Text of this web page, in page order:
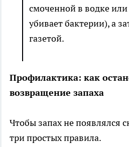
смоченной в водке
убивает бактерии), а
газетой.
Профилактика: как
возвращение запаха
Чтобы запах не появлялся
три простых правила.